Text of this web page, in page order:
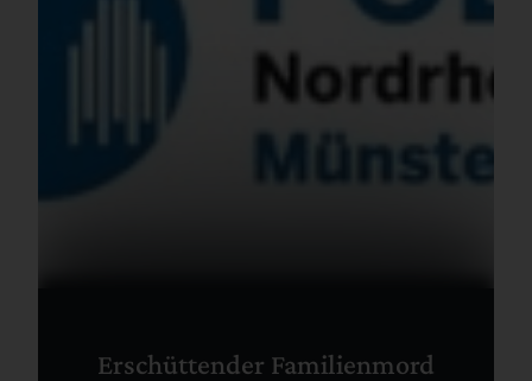
Erschüttender Familienmord